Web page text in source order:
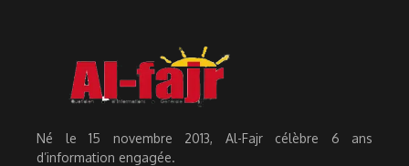
Né le 15 novembre 2013, Al-Fajr célèbre 6 ans
d’information engagée.